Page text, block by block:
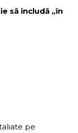
să includă „în
pe